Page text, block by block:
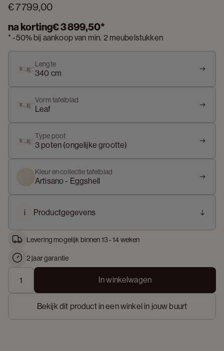
€ 7 799,00
na korting€ 3 899,50*
*-50% bij aankoop van min. 2 meubelstukken
Lengte
340 cm
Vorm tafelblad
Leaf
Type poot
3 poten (ongelijke grootte)
Kleur en collectie tafelblad
Artisano - Eggshell
i Productgegevens
Levering mogelijk binnen 13 - 14 weken
2 jaar garantie
In winkelwagen
Bekijk dit product in een winkel in jouw buurt